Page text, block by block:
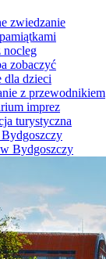
zwiedzanie
nocleg
zobaczyć
dla dzieci
z przewodnikiem
imprez
turystyczna
Bydgoszczy